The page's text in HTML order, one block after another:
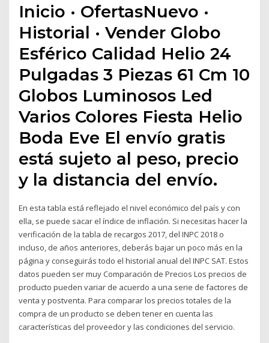
Inicio · OfertasNuevo ·
Historial · Vender Globo
Esférico Calidad Helio 24
Pulgadas 3 Piezas 61 Cm 10
Globos Luminosos Led
Varios Colores Fiesta Helio
Boda Eve El envío gratis
está sujeto al peso, precio
y la distancia del envío.
En esta tabla está reflejado el nivel económico del país y con
ella, se puede sacar el índice de inflación. Si necesitas hacer la
verificación de la tabla de recargos 2017, del INPC 2018 o
incluso, de años anteriores, deberás bajar un poco más en la
página y conseguirás todo el historial anual del INPC SAT. Estos
datos pueden ser muy Comparación de Precios Los precios de
producto pueden variar de acuerdo a una serie de factores de
venta y postventa. Para comparar los precios totales de la
compra de un producto se deben tener en cuenta las
características del proveedor y las condiciones del servicio.